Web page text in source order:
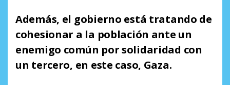
Además, el gobierno está tratando de
cohesionar a la población ante un
enemigo común por solidaridad con
un tercero, en este caso, Gaza.